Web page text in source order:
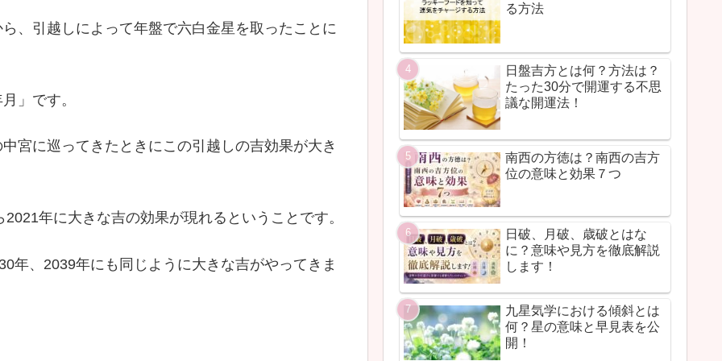
、引越しによって年盤で六白金星を取ったことに
」です。
宮に巡ってきたときにこの引越しの吉効果が大き
年に大きな吉の効果が現れるということです。
年、2039年にも同じように大きな吉がやってきま
る方法
日盤吉方とは何？方法は？
たった30分で開運する不思
議な開運法！
南西の方徳は？南西の吉方
位の意味と効果７つ
日破、月破、歳破とはな
に？意味や見方を徹底解説
します！
九星気学における傾斜とは
何？星の意味と早見表を公
開！